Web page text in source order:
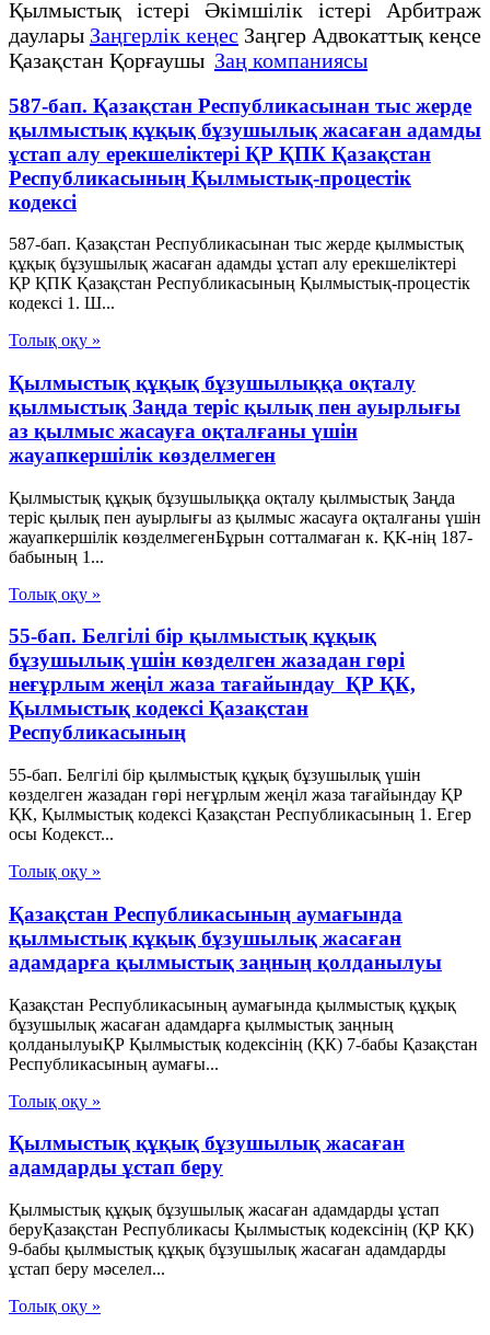
Қылмыстық істері Әкімшілік істері Арбитраж
даулары Заңгерлік кеңес Заңгер Адвокаттық кеңсе
Қазақстан Қорғаушы Заң компаниясы
587-бап. Қазақстан Республикасынан тыс жерде
қылмыстық құқық бұзушылық жасаған адамды
ұстап алу ерекшеліктері ҚР ҚПК Қазақстан
Республикасының Қылмыстық-процестік
кодексi
587-бап. Қазақстан Республикасынан тыс жерде қылмыстық
құқық бұзушылық жасаған адамды ұстап алу ерекшеліктері
ҚР ҚПК Қазақстан Республикасының Қылмыстық-процестік
кодексi 1. Ш...
Толық оқу »
Қылмыстық құқық бұзушылыққа оқталу
қылмыстық Заңда теріс қылық пен ауырлығы
аз қылмыс жасауға оқталғаны үшін
жауапкершілік көзделмеген
Қылмыстық құқық бұзушылыққа оқталу қылмыстық Заңда
теріс қылық пен ауырлығы аз қылмыс жасауға оқталғаны үшін
жауапкершілік көзделмегенБұрын сотталмаған к. ҚК-нің 187-
бабының 1...
Толық оқу »
55-бап. Белгілі бір қылмыстық құқық
бұзушылық үшін көзделген жазадан гөрі
неғұрлым жеңiл жаза тағайындау ҚР ҚК,
Қылмыстық кодексi Қазақстан
Республикасының
55-бап. Белгілі бір қылмыстық құқық бұзушылық үшін
көзделген жазадан гөрі неғұрлым жеңiл жаза тағайындау ҚР
ҚК, Қылмыстық кодексi Қазақстан Республикасының 1. Егер
осы Кодекст...
Толық оқу »
Қазақстан Республикасының аумағында
қылмыстық құқық бұзушылық жасаған
адамдарға қылмыстық заңның қолданылуы
Қазақстан Республикасының аумағында қылмыстық құқық
бұзушылық жасаған адамдарға қылмыстық заңның
қолданылуыҚР Қылмыстық кодексінің (ҚК) 7-бабы Қазақстан
Республикасының аумағы...
Толық оқу »
Қылмыстық құқық бұзушылық жасаған
адамдарды ұстап беру
Қылмыстық құқық бұзушылық жасаған адамдарды ұстап
беруҚазақстан Республикасы Қылмыстық кодексінің (ҚР ҚК)
9-бабы қылмыстық құқық бұзушылық жасаған адамдарды
ұстап беру мәселел...
Толық оқу »